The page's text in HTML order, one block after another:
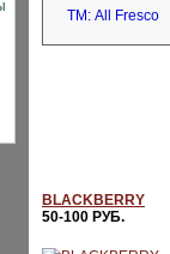
ТМ: All Fresco
BLACKBERRY
50-100 РУБ.